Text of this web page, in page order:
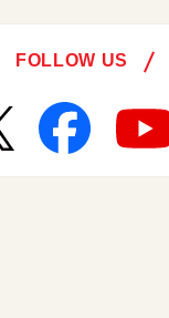
FOLLOW US